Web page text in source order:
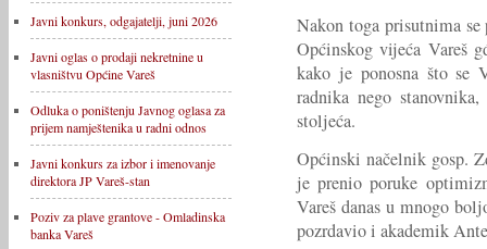
Javni konkurs, odgajatelji, juni 2026
Javni oglas o prodaji nekretnine u
vlasništvu Općine Vareš
Odluka o poništenju Javnog oglasa za
prijem namještenika u radni odnos
Javni konkurs za izbor i imenovanje
direktora JP Vareš-stan
Poziv za plave grantove - Omladinska
banka Vareš
Nakon toga prisutnima
Općinskog vijeća Vareš
kako je ponosna što se
radnika nego
stoljeća.
Općinski načelnik gosp.
je prenio poruke
Vareš danas u mnogo
pozrdavio i akademik